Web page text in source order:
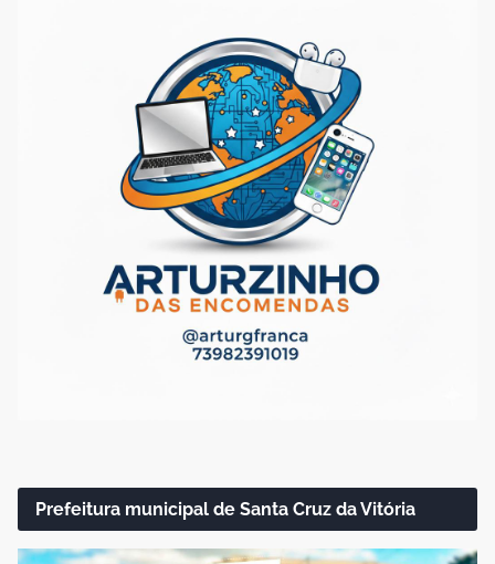
Prefeitura municipal de Santa Cruz da Vitória